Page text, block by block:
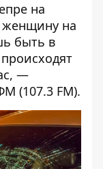
на
женщину на
быть в
—
(107.3 FM).